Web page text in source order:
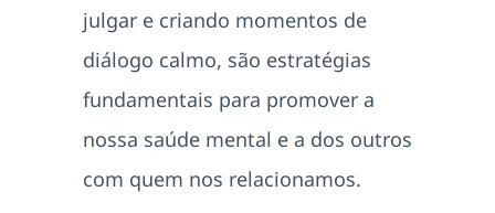
julgar e criando momentos de
diálogo calmo, são estratégias
fundamentais para promover a
nossa saúde mental e a dos outros
com quem nos relacionamos.